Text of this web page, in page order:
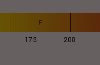
F
175 200